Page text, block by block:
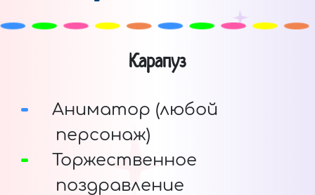
Карапуз
Аниматор (любой
персонаж)
Торжественное
поздравление